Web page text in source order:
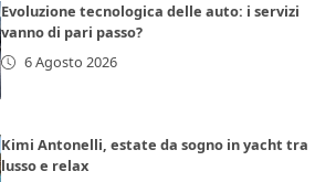
Evoluzione tecnologica delle auto: i servizi
vanno di pari passo?
6 Agosto 2026
Kimi Antonelli, estate da sogno in yacht tra
lusso e relax